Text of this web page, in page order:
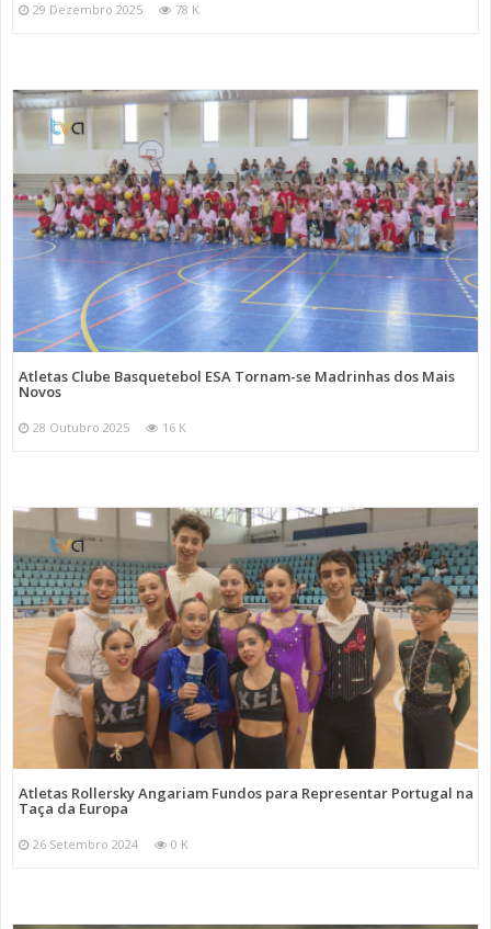
29 Dezembro 2025 78 K
Atletas Clube Basquetebol ESA Tornam-se Madrinhas dos Mais
Novos
28 Outubro 2025 16 K
Atletas Rollersky Angariam Fundos para Representar Portugal na
Taça da Europa
26 Setembro 2024 0 K